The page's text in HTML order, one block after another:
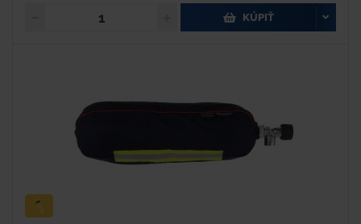
KÚPIŤ